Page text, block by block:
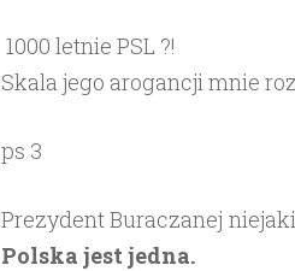
1000 letnie PSL ?!
Skala jego arogancji mnie
ps 3
Prezydent Buraczanej
Polska jest jedna.